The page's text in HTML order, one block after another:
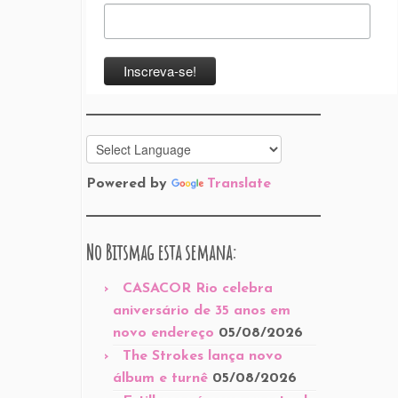
Powered by Translate
No Bitsmag esta semana:
CASACOR Rio celebra
aniversário de 35 anos em
novo endereço 05/08/2026
The Strokes lança novo
álbum e turnê 05/08/2026